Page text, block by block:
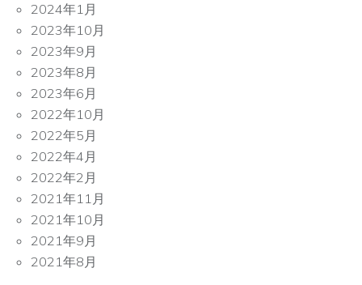
2024年1月
2023年10月
2023年9月
2023年8月
2023年6月
2022年10月
2022年5月
2022年4月
2022年2月
2021年11月
2021年10月
2021年9月
2021年8月